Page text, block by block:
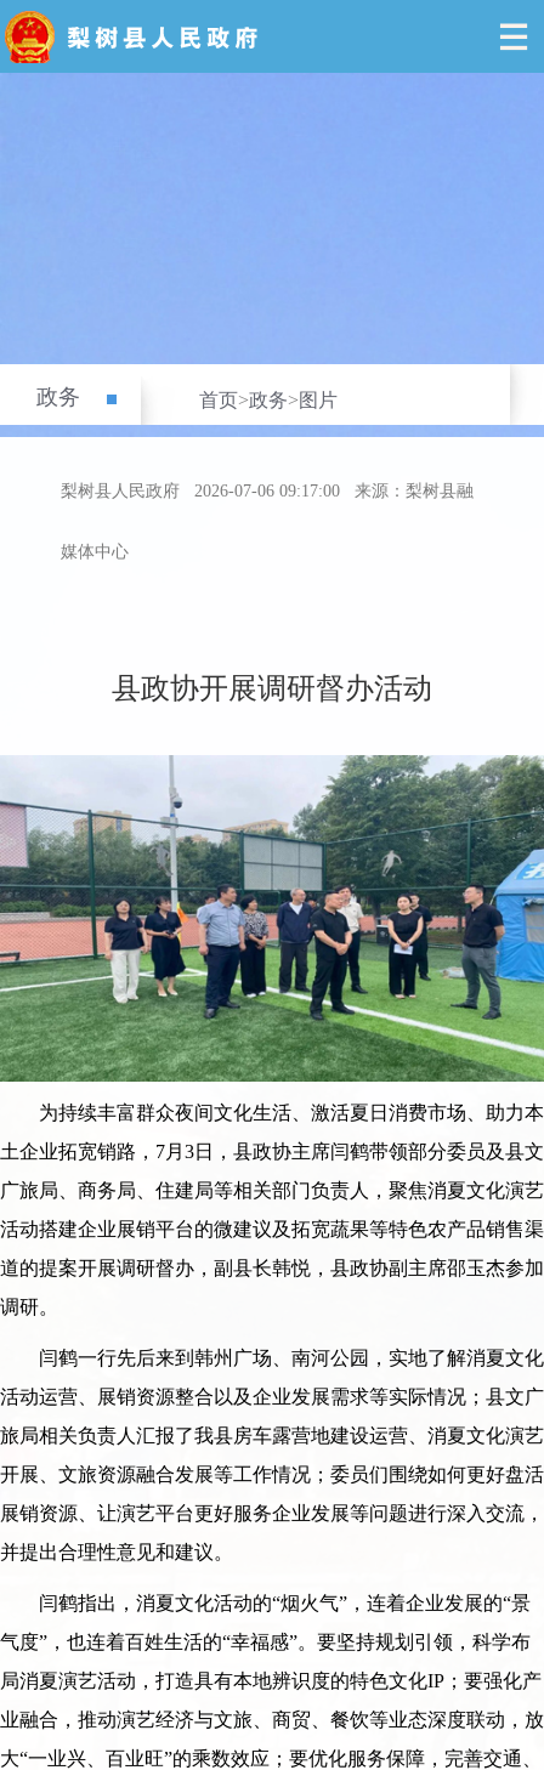
政务 首页>政务>图片
梨树县人民政府 2026-07-06 09:17:00 来源：梨树县融
媒体中心
县政协开展调研督办活动
为持续丰富群众夜间文化生活、激活夏日消费市场、助力本
土企业拓宽销路，7月3日，县政协主席闫鹤带领部分委员及县文
广旅局、商务局、住建局等相关部门负责人，聚焦消夏文化演艺
活动搭建企业展销平台的微建议及拓宽蔬果等特色农产品销售渠
道的提案开展调研督办，副县长韩悦，县政协副主席邵玉杰参加
调研。
闫鹤一行先后来到韩州广场、南河公园，实地了解消夏文化
活动运营、展销资源整合以及企业发展需求等实际情况；县文广
旅局相关负责人汇报了我县房车露营地建设运营、消夏文化演艺
开展、文旅资源融合发展等工作情况；委员们围绕如何更好盘活
展销资源、让演艺平台更好服务企业发展等问题进行深入交流，
并提出合理性意见和建议。
闫鹤指出，消夏文化活动的“烟火气”，连着企业发展的“景
气度”，也连着百姓生活的“幸福感”。要坚持规划引领，科学布
局消夏演艺活动，打造具有本地辨识度的特色文化IP；要强化产
业融合，推动演艺经济与文旅、商贸、餐饮等业态深度联动，放
大“一业兴、百业旺”的乘数效应；要优化服务保障，完善交通、